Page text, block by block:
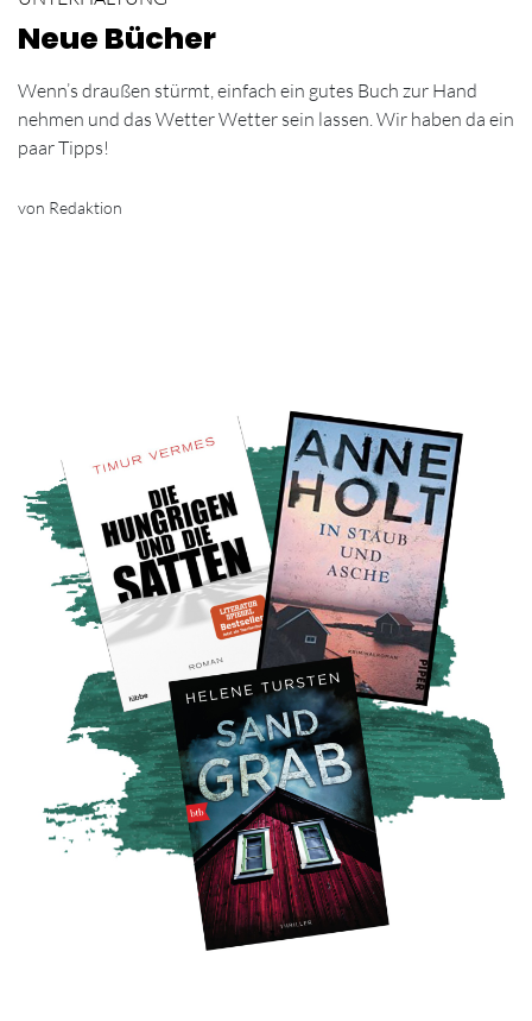
Neue Bücher
Wenn’s draußen stürmt, einfach ein gutes Buch zur Hand
nehmen und das Wetter Wetter sein lassen. Wir haben da ein
paar Tipps!
von Redaktion